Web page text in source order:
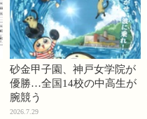
砂金甲子園、神戸女学院が
優勝…全国14校の中高生が
腕競う
2026.7.29